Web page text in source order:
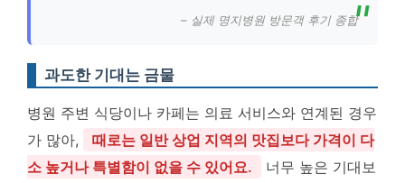
– 실제 명지병원 방문객 후기 종합
과도한 기대는 금물
병원 주변 식당이나 카페는 의료 서비스와 연계된 경우
가 많아,
때로는 일반 상업 지역의 맛집보다 가격이 다
소 높거나 특별함이 없을 수 있어요.
너무 높은 기대보